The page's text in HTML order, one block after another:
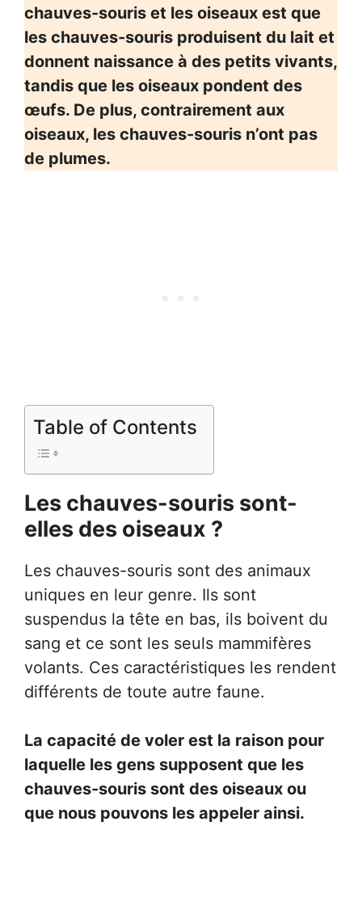
chauves-souris et les oiseaux est que
les chauves-souris produisent du lait et
donnent naissance à des petits vivants,
tandis que les oiseaux pondent des
œufs. De plus, contrairement aux
oiseaux, les chauves-souris n’ont pas
de plumes.
Table of Contents
Les chauves-souris sont-
elles des oiseaux ?
Les chauves-souris sont des animaux
uniques en leur genre. Ils sont
suspendus la tête en bas, ils boivent du
sang et ce sont les seuls mammifères
volants. Ces caractéristiques les rendent
différents de toute autre faune.
La capacité de voler est la raison pour
laquelle les gens supposent que les
chauves-souris sont des oiseaux ou
que nous pouvons les appeler ainsi.